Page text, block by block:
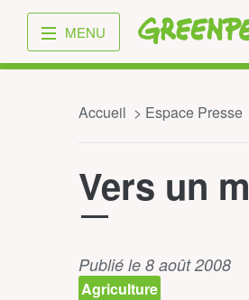
Greenpeace
MENU
Accueil Espace Presse
Vers un
Publié le 8 août 2008
Agriculture